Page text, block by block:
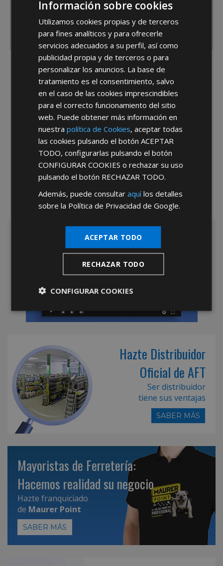
He leído y acepto laPolítica de Privacidad
*Abstenerse particulares, sólo venta a tiendas y empresas minoristas y
Hazte Distribuidor
Oficial de AFT
Ser distribuidor
tiene sus ventajas
SABER MÁS
Mayoristas de Ferretería:
Hacemos realidad su negocio
Hazte franquiciado
de Maurer Point
SABER MÁS
Información sobre cookies
Utilizamos cookies propias y de terceros
para fines analíticos y para ofrecerle
servicios adecuados a su perfil, así como
publicidad propia y de terceros o para
personalizar los anuncios. La base de
tratamiento es el consentimiento, salvo
en el caso de las cookies imprescindibles
para el correcto funcionamiento del sitio
web. Puede obtener más información en
nuestrapolítica de Cookies, aceptar todas
las cookies pulsando el botónACEPTAR
TODO, configurarlas pulsando el botón
CONFIGURAR COOKIES o rechazar su uso
pulsando el botón RECHAZAR TODO.
Además, puede consultaraquílos detalles
sobre la Política de Privacidad de Google.
ACEPTAR TODO
RECHAZAR TODO
CONFIGURAR COOKIES